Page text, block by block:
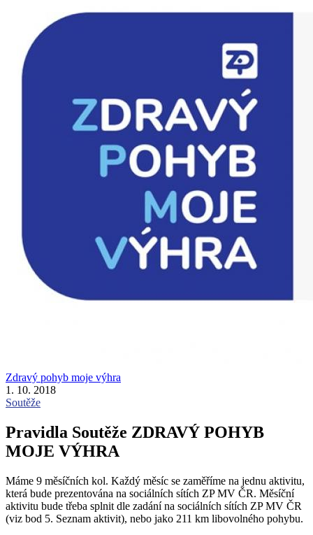
Zdravý pohyb moje výhra
1. 10. 2018
Soutěže
Pravidla Soutěže ZDRAVÝ POHYB
MOJE VÝHRA
Máme 9 měsíčních kol. Každý měsíc se zaměříme na jednu aktivitu,
která bude prezentována na sociálních sítích ZP MV ČR. Měsíční
aktivitu bude třeba splnit dle zadání na sociálních sítích ZP MV ČR
(viz bod 5. Seznam aktivit), nebo jako 211 km libovolného pohybu.